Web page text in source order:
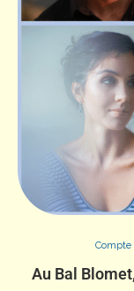
Compte
Au Bal